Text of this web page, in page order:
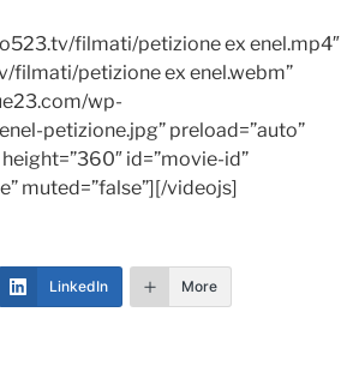
filmati/petizione ex enel.mp4″
filmati/petizione ex enel.webm”
wp-
petizione.jpg” preload=”auto”
id=”movie-id”
muted=”false”][/videojs]
LinkedIn More